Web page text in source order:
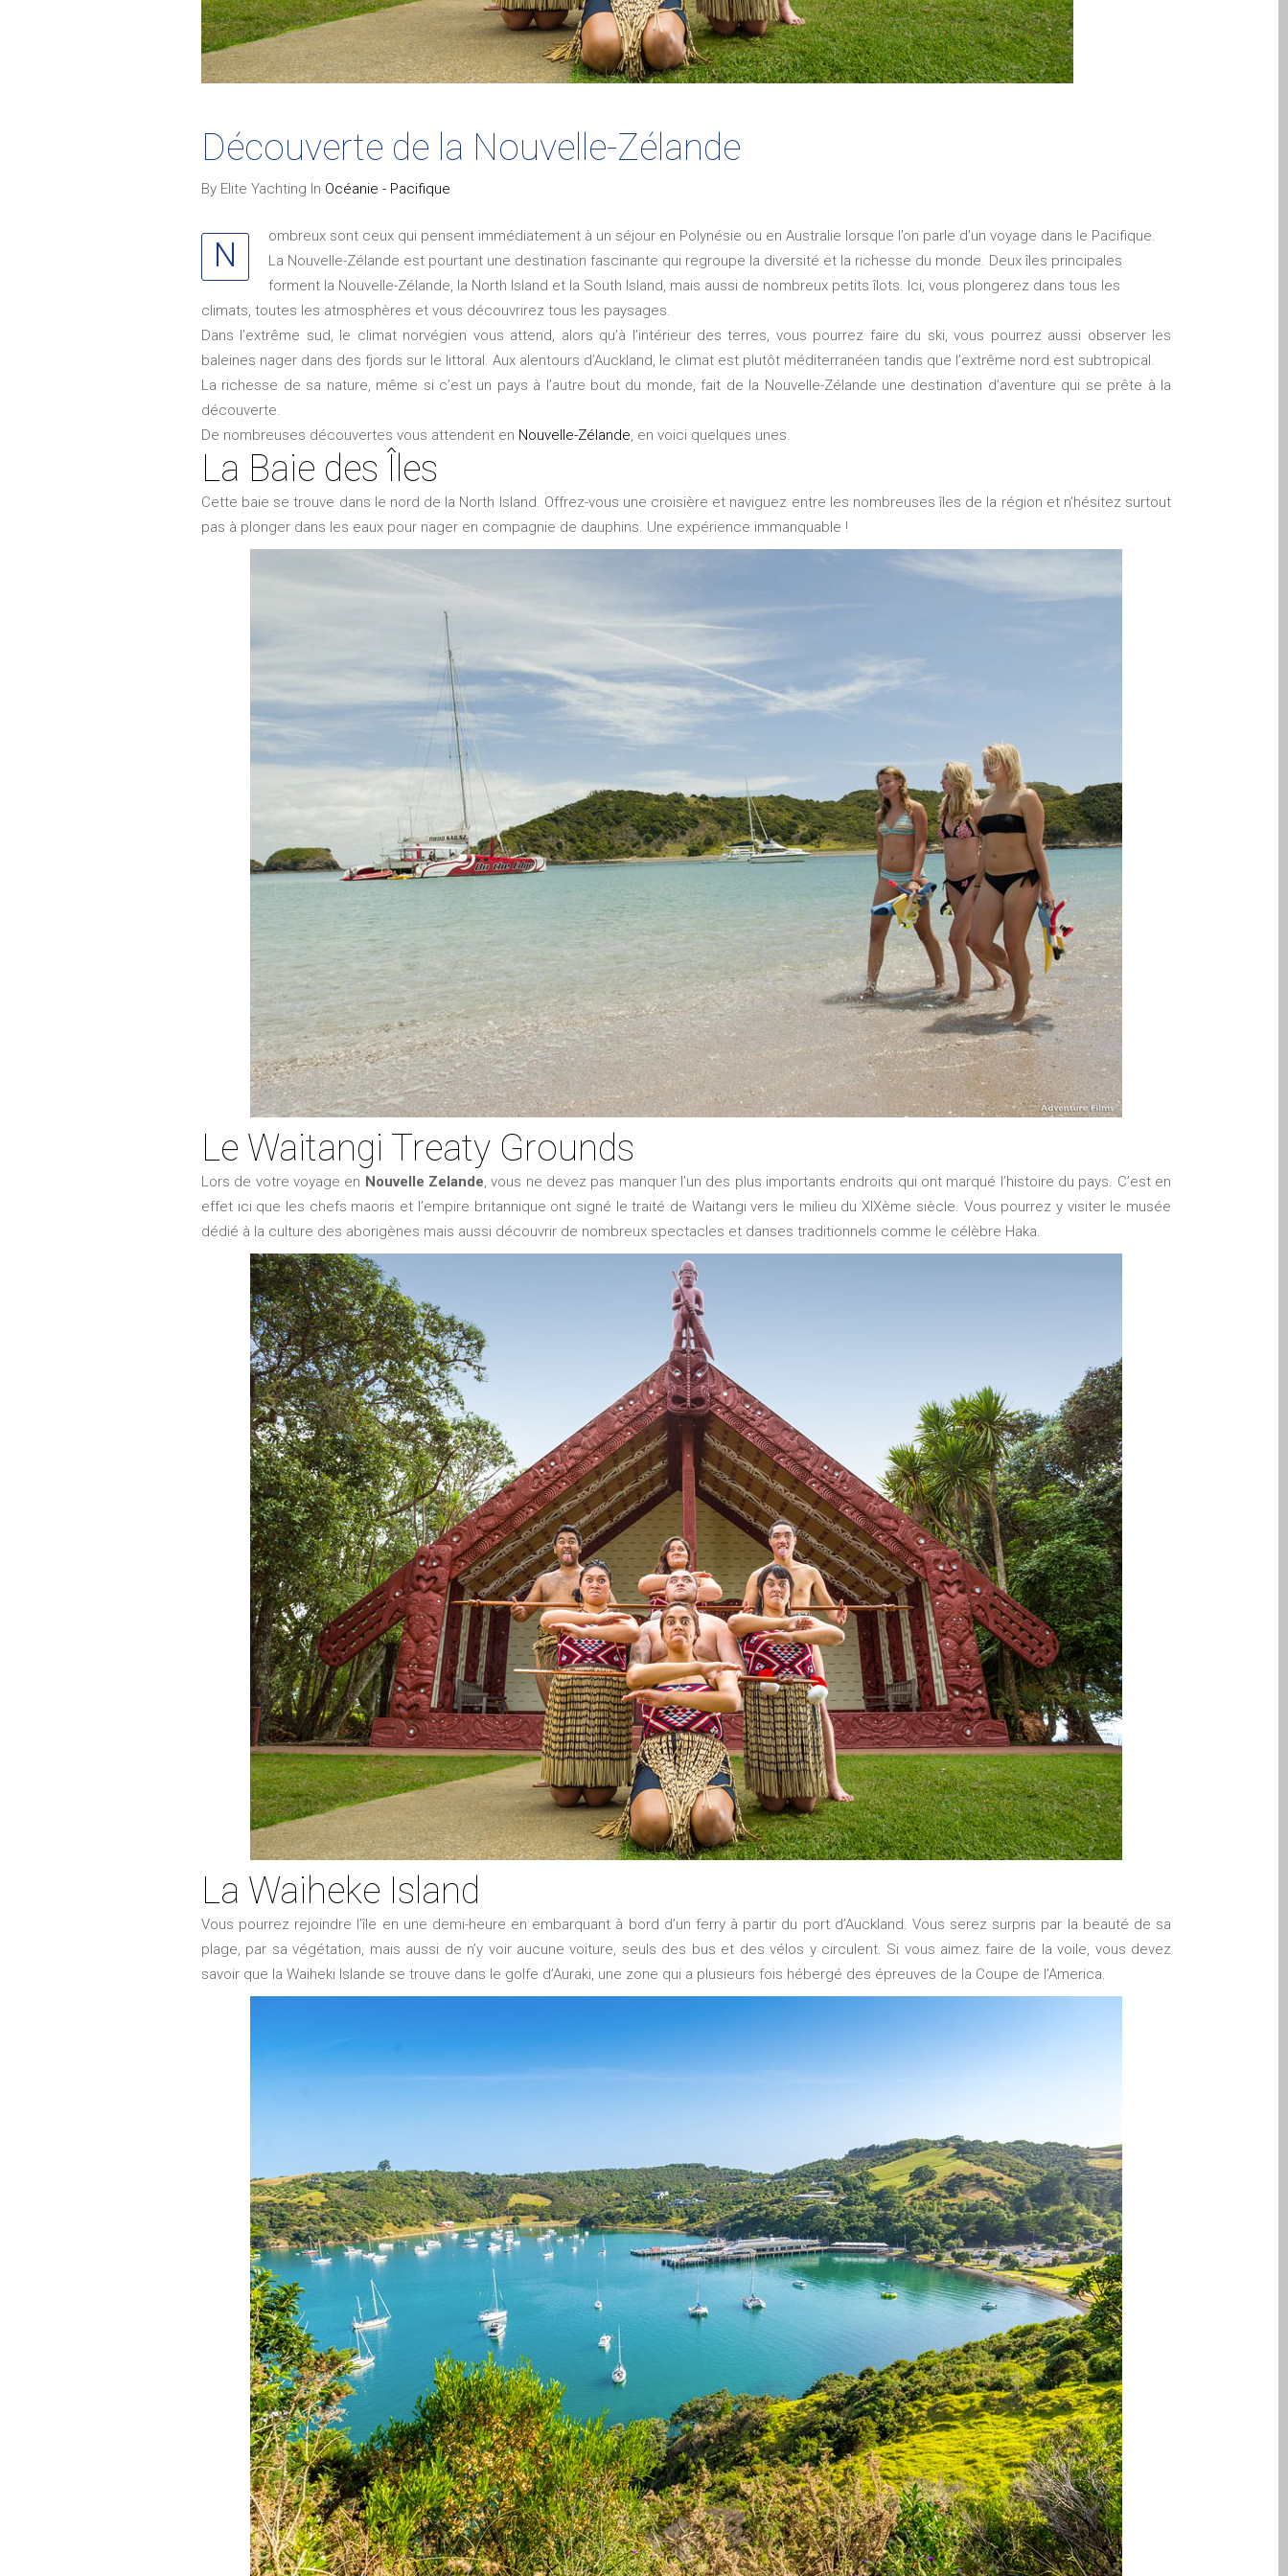
Découverte de la Nouvelle-Zélande
By Elite Yachting In Océanie - Pacifique
N
ombreux sont ceux qui pensent immédiatement à un séjour en Polynésie ou en Australie lorsque l’on parle d’un voyage dans le Pacifique.
La Nouvelle-Zélande est pourtant une destination fascinante qui regroupe la diversité et la richesse du monde. Deux îles principales
forment la Nouvelle-Zélande, la North Island et la South Island, mais aussi de nombreux petits îlots. Ici, vous plongerez dans tous les
climats, toutes les atmosphères et vous découvrirez tous les paysages.
Dans l’extrême sud, le climat norvégien vous attend, alors qu’à l’intérieur des terres, vous pourrez faire du ski, vous pourrez aussi observer les
baleines nager dans des fjords sur le littoral. Aux alentours d’Auckland, le climat est plutôt méditerranéen tandis que l’extrême nord est subtropical.
La richesse de sa nature, même si c’est un pays à l’autre bout du monde, fait de la Nouvelle-Zélande une destination d’aventure qui se prête à la
découverte.
De nombreuses découvertes vous attendent en Nouvelle-Zélande, en voici quelques unes.
La Baie des Îles
Cette baie se trouve dans le nord de la North Island. Offrez-vous une croisière et naviguez entre les nombreuses îles de la région et n’hésitez surtout
pas à plonger dans les eaux pour nager en compagnie de dauphins. Une expérience immanquable !
Le Waitangi Treaty Grounds
Lors de votre voyage en Nouvelle Zelande, vous ne devez pas manquer l’un des plus importants endroits qui ont marqué l’histoire du pays. C’est en
effet ici que les chefs maoris et l’empire britannique ont signé le traité de Waitangi vers le milieu du XIXème siècle. Vous pourrez y visiter le musée
dédié à la culture des aborigènes mais aussi découvrir de nombreux spectacles et danses traditionnels comme le célèbre Haka.
La Waiheke Island
Vous pourrez rejoindre l’île en une demi-heure en embarquant à bord d’un ferry à partir du port d’Auckland. Vous serez surpris par la beauté de sa
plage, par sa végétation, mais aussi de n’y voir aucune voiture, seuls des bus et des vélos y circulent. Si vous aimez faire de la voile, vous devez
savoir que la Waiheki Islande se trouve dans le golfe d’Auraki, une zone qui a plusieurs fois hébergé des épreuves de la Coupe de l’America.